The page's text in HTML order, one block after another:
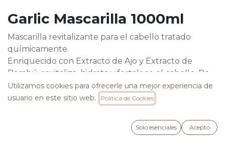
Garlic Mascarilla 1000ml
Mascarilla revitalizante para el cabello tratado
químicamente.
Enriquecido con Extracto de Ajo y Extracto de
Bambú, revitaliza, hidrata y fortalece el cabello. Da
volumen y vuelve el cabello sedoso y fácil de peinar.
Utilizamos cookies para ofrecerle una mejor experiencia de
usuario en este sitio web.
Política de Cookies
Solo esenciales Acepto